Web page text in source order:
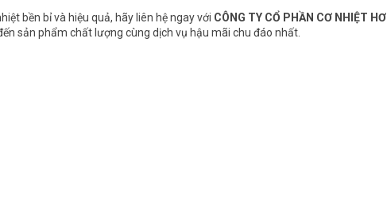
bền bỉ và hiệu quả, hãy liên hệ ngay với CÔNG TY CỔ PHẦN CƠ NHIỆT HƠI
sản phẩm chất lượng cùng dịch vụ hậu mãi chu đáo nhất.